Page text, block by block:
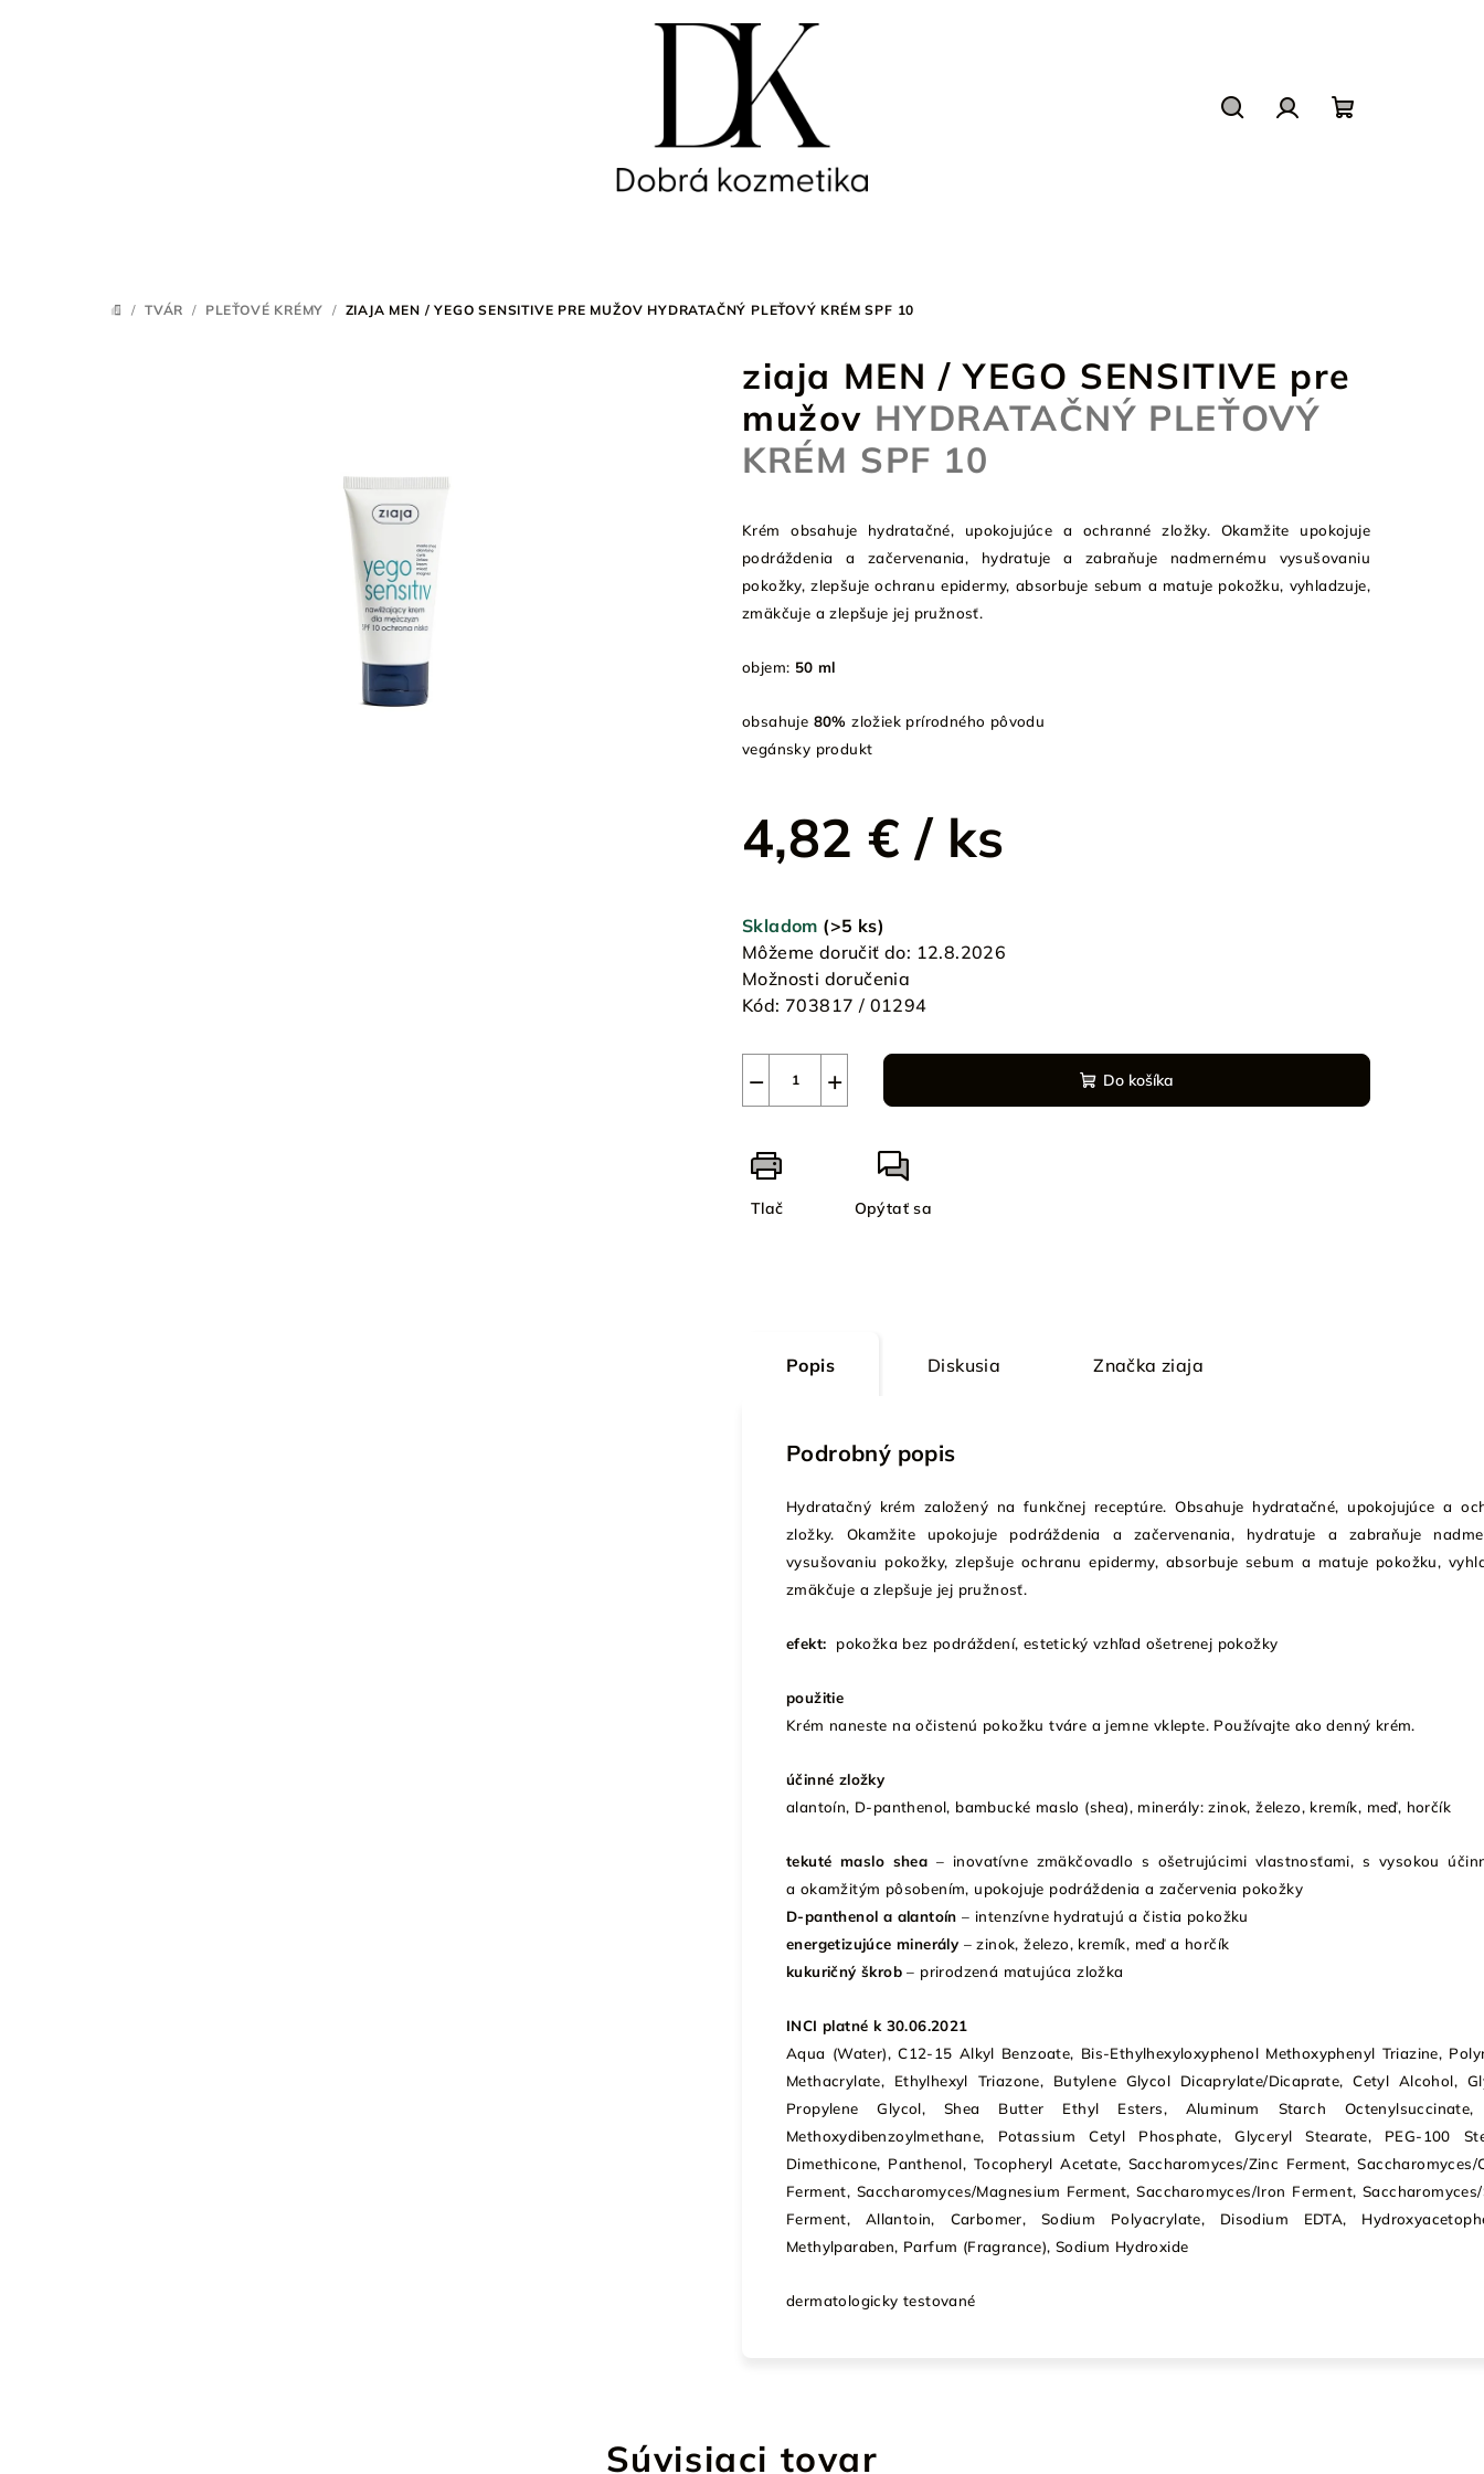
DOMOV
/ TVÁR / PLEŤOVÉ KRÉMY / ZIAJA MEN / YEGO SENSITIVE PRE MUŽOV HYDRATAČNÝ PLEŤOVÝ KRÉM SPF 10
ziaja MEN / YEGO SENSITIVE pre
mužov HYDRATAČNÝ PLEŤOVÝ
KRÉM SPF 10
Krém obsahuje hydratačné, upokojujúce a ochranné zložky. Okamžite upokojuje
podráždenia a začervenania, hydratuje a zabraňuje nadmernému vysušovaniu
pokožky, zlepšuje ochranu epidermy, absorbuje sebum a matuje pokožku, vyhladzuje,
zmäkčuje a zlepšuje jej pružnosť.
objem: 50 ml
obsahuje 80% zložiek prírodného pôvodu
vegánsky produkt
4,82 € / ks
cena:
Skladom (>5 ks)
Môžeme doručiť do: 12.8.2026
Možnosti doručenia
Kód: 703817 / 01294
+
− Do košíka
Tlač Opýtať sa
Popis Diskusia Značka ziaja
Podrobný popis
Hydratačný krém založený na funkčnej receptúre. Obsahuje hydratačné, upokojujúce a
zložky. Okamžite upokojuje podráždenia a začervenania, hydratuje a zabraňuje
vysušovaniu pokožky, zlepšuje ochranu epidermy, absorbuje sebum a matuje pokožku,
zmäkčuje a zlepšuje jej pružnosť.
efekt: pokožka bez podráždení, estetický vzhľad ošetrenej pokožky
použitie
Krém naneste na očistenú pokožku tváre a jemne vklepte. Používajte ako denný krém.
účinné zložky
alantoín, D-panthenol, bambucké maslo (shea), minerály: zinok, železo, kremík, meď, horčík
tekuté maslo shea – inovatívne zmäkčovadlo s ošetrujúcimi vlastnosťami, s vysokou
a okamžitým pôsobením, upokojuje podráždenia a začervenia pokožky
D-panthenol a alantoín – intenzívne hydratujú a čistia pokožku
energetizujúce minerály – zinok, železo, kremík, meď a horčík
kukuričný škrob – prirodzená matujúca zložka
INCI platné k 30.06.2021
Aqua (Water), C12-15 Alkyl Benzoate, Bis-Ethylhexyloxyphenol Methoxyphenyl Triazine,
Methacrylate, Ethylhexyl Triazone, Butylene Glycol Dicaprylate/Dicaprate, Cetyl Alcohol,
Propylene Glycol, Shea Butter Ethyl Esters, Aluminum Starch
Methoxydibenzoylmethane, Potassium Cetyl Phosphate, Glyceryl Stearate, PEG-100
Dimethicone, Panthenol, Tocopheryl Acetate, Saccharomyces/Zinc Ferment, Saccharomyces/
Ferment, Saccharomyces/Magnesium Ferment, Saccharomyces/Iron Ferment,
Ferment, Allantoin, Carbomer, Sodium Polyacrylate, Disodium EDTA,
Methylparaben, Parfum (Fragrance), Sodium Hydroxide
dermatologicky testované
Súvisiaci tovar